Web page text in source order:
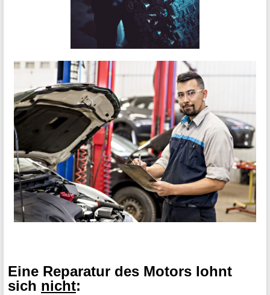
Eine Reparatur des Motors lohnt
sich nicht: